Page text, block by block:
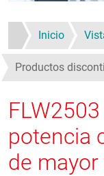
Inicio
Productos
potencia
de